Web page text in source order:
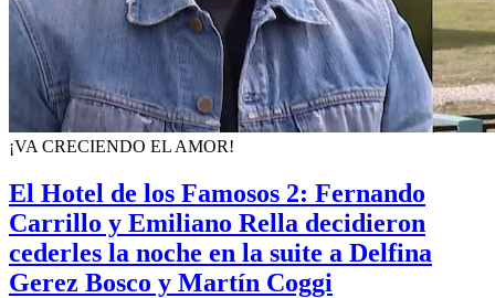
¡VA CRECIENDO EL AMOR!
El Hotel de los Famosos 2: Fernando
Carrillo y Emiliano Rella decidieron
cederles la noche en la suite a Delfina
Gerez Bosco y Martín Coggi